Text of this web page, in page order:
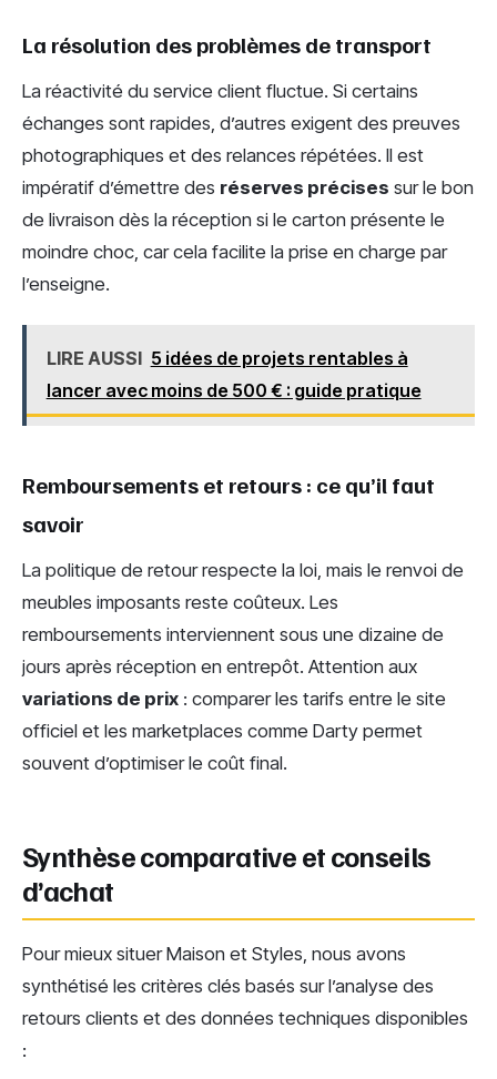
La résolution des problèmes de transport
La réactivité du service client fluctue. Si certains
échanges sont rapides, d’autres exigent des preuves
photographiques et des relances répétées. Il est
impératif d’émettre des réserves précises sur le bon
de livraison dès la réception si le carton présente le
moindre choc, car cela facilite la prise en charge par
l’enseigne.
LIRE AUSSI 5 idées de projets rentables à
lancer avec moins de 500 € : guide pratique
Remboursements et retours : ce qu’il faut
savoir
La politique de retour respecte la loi, mais le renvoi de
meubles imposants reste coûteux. Les
remboursements interviennent sous une dizaine de
jours après réception en entrepôt. Attention aux
variations de prix : comparer les tarifs entre le site
officiel et les marketplaces comme Darty permet
souvent d’optimiser le coût final.
Synthèse comparative et conseils
d’achat
Pour mieux situer Maison et Styles, nous avons
synthétisé les critères clés basés sur l’analyse des
retours clients et des données techniques disponibles
: